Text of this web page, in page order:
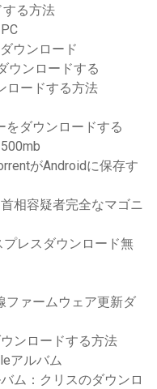
する方法
ウンロード
ウンロードする
ロードする方法
をダウンロードする
がAndroidに保存す
相容疑者完全なマゴニ
レスダウンロード無
ファームウェア更新ダ
ンロードする方法
アルバム
ム：クリスのダウンロ